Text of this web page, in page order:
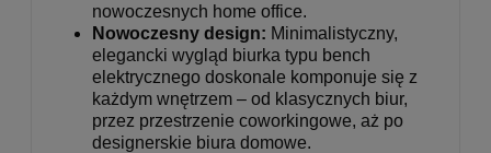
nowoczesnych home office.
Nowoczesny design: Minimalistyczny,
elegancki wygląd biurka typu bench
elektrycznego doskonale komponuje się z
każdym wnętrzem – od klasycznych biur,
przez przestrzenie coworkingowe, aż po
designerskie biura domowe.